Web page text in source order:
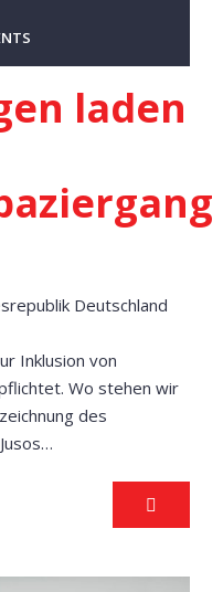
laden
Deutschland
Inklusion von
Wo stehen wir
des